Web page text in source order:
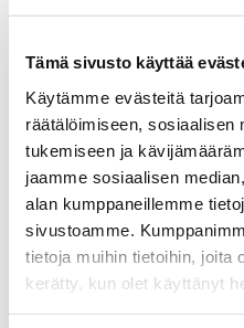
Tämä sivusto käyttää
Käytämme evästeitä
räätälöimiseen, sosiaalisen
tukemiseen ja
jaamme sosiaalisen
alan kumppaneillemme
sivustoamme.
tietoja muihin tietoihin, joita
kerätty, kun olet käyttänyt